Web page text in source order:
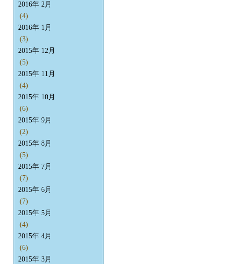
2016年 2月
(4)
2016年 1月
(3)
2015年 12月
(5)
2015年 11月
(4)
2015年 10月
(6)
2015年 9月
(2)
2015年 8月
(5)
2015年 7月
(7)
2015年 6月
(7)
2015年 5月
(4)
2015年 4月
(6)
2015年 3月